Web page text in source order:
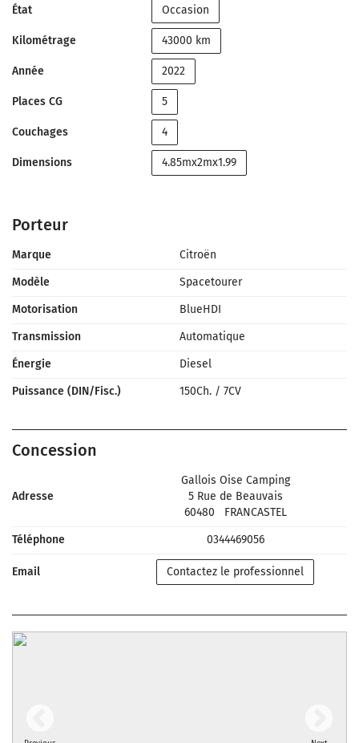
État Occasion
Kilométrage 43000 km
Année 2022
Places CG 5
Couchages 4
Dimensions 4.85mx2mx1.99
Porteur
Marque
Citroën
Modèle
Spacetourer
Motorisation
BlueHDI
Transmission
Automatique
Énergie
Diesel
Puissance (DIN/Fisc.)
150Ch. / 7CV
Concession
Adresse
Gallois Oise Camping
5 Rue de Beauvais
60480
FRANCASTEL
Téléphone
0344469056
Email Contactez le professionnel